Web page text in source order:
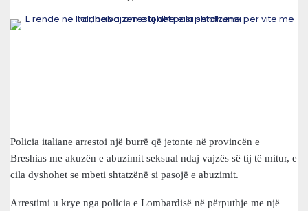
Policia italiane arrestoi një burrë që jetonte në provincën e
Breshias me akuzën e abuzimit seksual ndaj vajzës së tij të mitur, e
cila dyshohet se mbeti shtatzënë si pasojë e abuzimit.
Arrestimi u krye nga policia e Lombardisë në përputhje me një